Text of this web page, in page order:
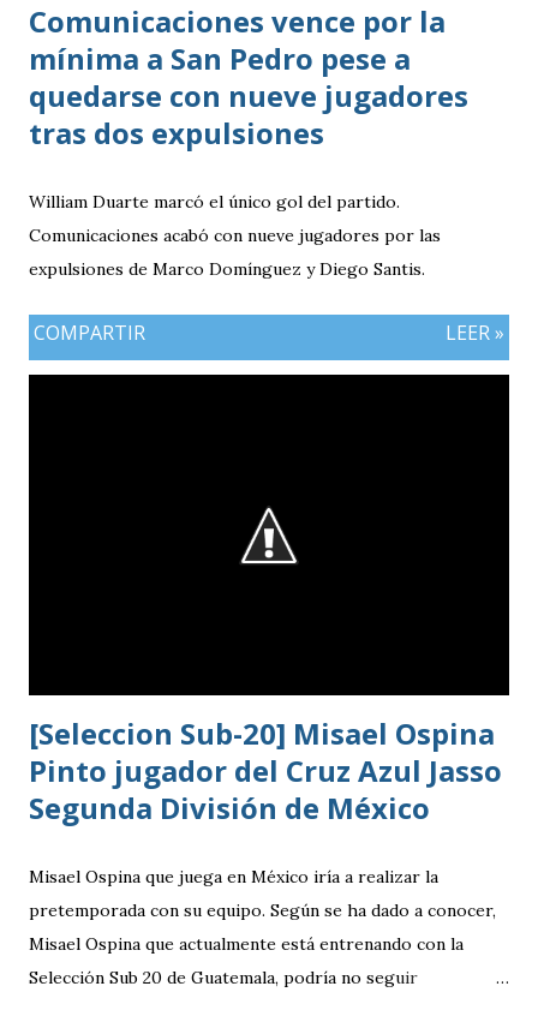
Comunicaciones vence por la
mínima a San Pedro pese a
quedarse con nueve jugadores
tras dos expulsiones
William Duarte marcó el único gol del partido.
Comunicaciones acabó con nueve jugadores por las
expulsiones de Marco Domínguez y Diego Santis.
COMPARTIR LEER »
[Seleccion Sub-20] Misael Ospina
Pinto jugador del Cruz Azul Jasso
Segunda División de México
Misael Ospina que juega en México iría a realizar la
pretemporada con su equipo. Según se ha dado a conocer,
Misael Ospina que actualmente está entrenando con la
Selección Sub 20 de Guatemala, podría no seguir